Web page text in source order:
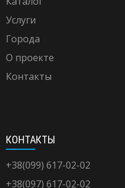
Услуги
Города
О проекте
Контакты
КОНТАКТЫ
+38(099) 617-02-02
+38(097) 617-02-02